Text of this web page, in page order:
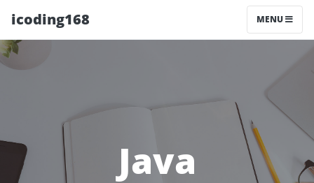
icoding168 MENU
Java
Java
Spring Boot 和 Elasticsearch 整合笔记